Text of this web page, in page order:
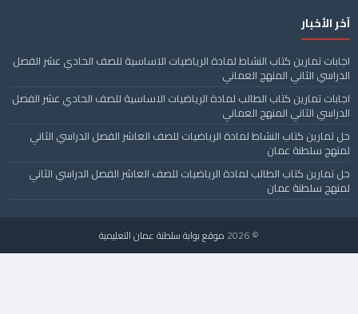
آخر الأخبار
اجابات تمارين كتاب النشاط لمادة الرياضيات الاساسية للصف الحادي عشر الفصل
الدراسي الثاني المنهج العماني
اجابات تمارين كتاب الطالب لمادة الرياضيات الاساسية للصف الحادي عشر الفصل
الدراسي الثاني المنهج العماني
حل تمارين كتاب النشاط لمادة الرياضيات للصف العاشر الفصل الدراسي الثاني
لمنهج سلطنة عمان
حل تمارين كتاب الطالب لمادة الرياضيات للصف العاشر الفصل الدراسي الثاني
لمنهج سلطنة عمان
© 2026 موقع بوابة سلطنة عمان التعليمية